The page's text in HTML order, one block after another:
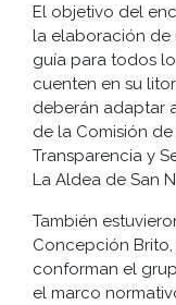
El objetivo del
la elaboración de
guía para todos
cuenten en su
deberán adaptar
de la Comisión
Transparencia y
La Aldea de San
También
Concepción
conforman el
el marco